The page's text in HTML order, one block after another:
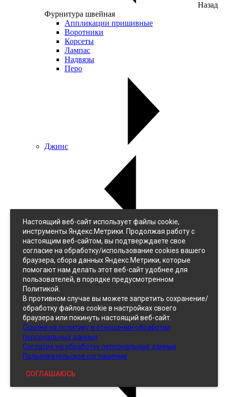
Назад
Фурнитура швейная
Аппликации пришивные
Воротники
Корсеты
Лампас
Надвязы
Перо
Джинс
Джинс
Однотонный
Принтованный
Кожзам
Настоящий веб-сайт использует файлы cookie,
инструменты Яндекс.Метрики. Продолжая работу с
настоящим веб-сайтом, вы подтверждаете свое
согласие на обработку/использование cookies вашего
браузера, сбора данных Яндекс.Метрики, которые
помогают нам делать этот веб-сайт удобнее для
пользователей, в порядке предусмотренном
Политикой.
В противном случае вы можете запретить сохранение/
обработку файлов cookie в настройках своего
браузера или покинуть настоящий веб-сайт.
Ссылка на политику в отношении обработки
персональных данных
Согласие на обработку персональных данных
Пользовательское соглашение
СОГЛАШАЮСЬ